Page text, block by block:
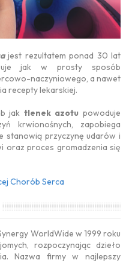
jest rezultatem ponad 30 lat
jak w prosty sposób
naczyniowego, a nawet
recepty lekarskiej.
jak tlenek azotu powoduje
krwionośnych, zapobiega
stanowią przyczynę udarów i
oraz proces gromadzenia się
Chorób Serca
WorldWide w 1999 roku
rozpoczynając dzieło
Nazwa firmy w najlepszy